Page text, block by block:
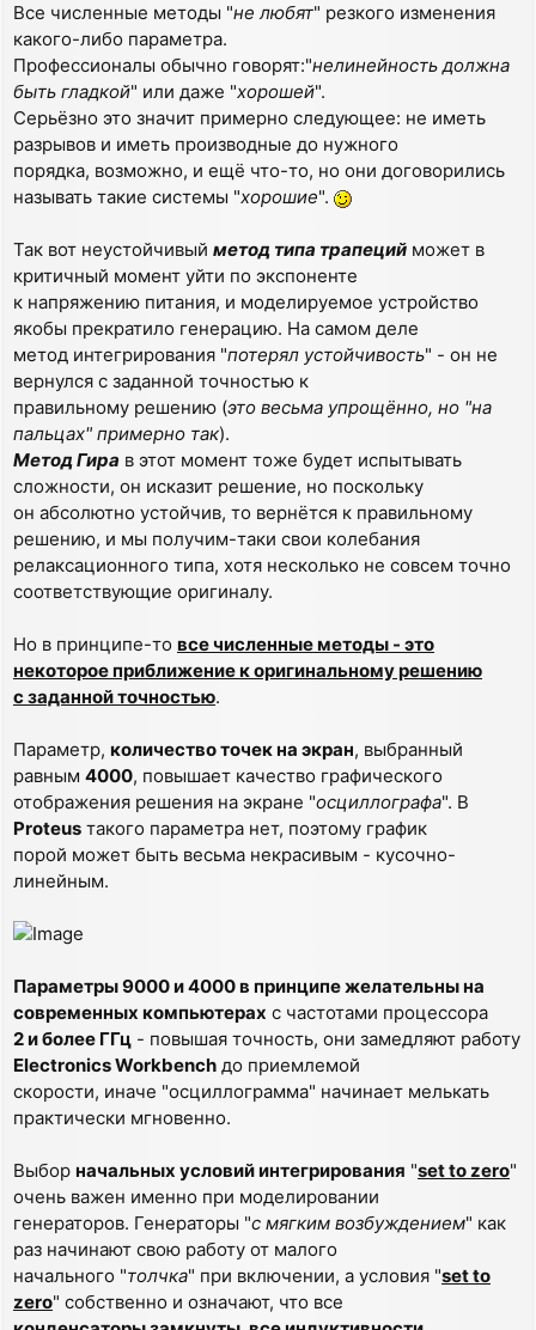
Все численные методы "не любят" резкого изменения
какого-либо параметра.
Профессионалы обычно говорят:"нелинейность должна
быть гладкой" или даже "хорошей".
Серьёзно это значит примерно следующее: не иметь
разрывов и иметь производные до нужного
порядка, возможно, и ещё что-то, но они договорились
называть такие системы "хорошие".
Так вот неустойчивый метод типа трапеций может в
критичный момент уйти по экспоненте
к напряжению питания, и моделируемое устройство
якобы прекратило генерацию. На самом деле
метод интегрирования "потерял устойчивость" - он не
вернулся с заданной точностью к
правильному решению (это весьма упрощённо, но "на
пальцах" примерно так).
Метод Гира в этот момент тоже будет испытывать
сложности, он исказит решение, но поскольку
он абсолютно устойчив, то вернётся к правильному
решению, и мы получим-таки свои колебания
релаксационного типа, хотя несколько не совсем точно
соответствующие оригиналу.
Но в принципе-то все численные методы - это
некоторое приближение к оригинальному решению
с заданной точностью.
Параметр, количество точек на экран, выбранный
равным 4000, повышает качество графического
отображения решения на экране "осциллографа". В
Proteus такого параметра нет, поэтому график
порой может быть весьма некрасивым - кусочно-
линейным.
Параметры 9000 и 4000 в принципе желательны на
современных компьютерах с частотами процессора
2 и более ГГц - повышая точность, они замедляют работу
Electronics Workbench до приемлемой
скорости, иначе "осциллограмма" начинает мелькать
практически мгновенно.
Выбор начальных условий интегрирования "set to zero"
очень важен именно при моделировании
генераторов. Генераторы "с мягким возбуждением" как
раз начинают свою работу от малого
начального "толчка" при включении, а условия "set to
zero" собственно и означают, что все